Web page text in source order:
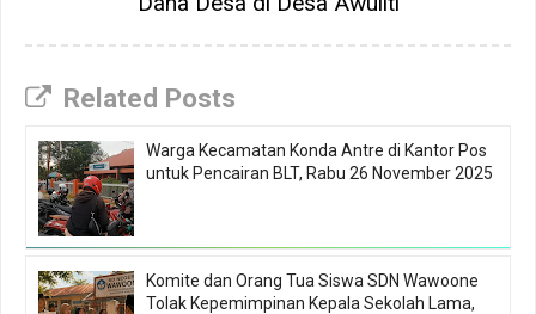
Related Posts
Warga Kecamatan Konda Antre di Kantor Pos
untuk Pencairan BLT, Rabu 26 November 2025
Komite dan Orang Tua Siswa SDN Wawoone
Tolak Kepemimpinan Kepala Sekolah Lama,